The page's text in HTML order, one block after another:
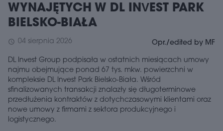
WYNAJĘTYCH W DL INVEST PARK
BIELSKO-BIAŁA
schedule 04 sierpnia 2026 Opr./edited by MF
DL Invest Group podpisała w ostatnich miesiącach umowy
najmu obejmujące ponad 67 tys. mkw. powierzchni w
kompleksie DL Invest Park Bielsko-Biała. Wśród
sfinalizowanych transakcji znalazły się długoterminowe
przedłużenia kontraktów z dotychczasowymi klientami oraz
nowe umowy z firmami z sektora produkcyjnego i
logistycznego.